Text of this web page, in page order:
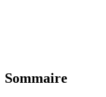
Sommaire